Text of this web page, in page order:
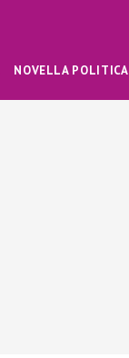
NOVELLA POLITICA